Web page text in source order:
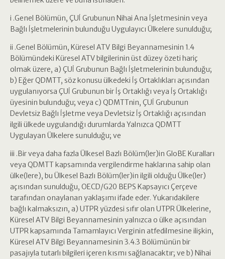
i .Genel Bölümün, ÇUİ Grubunun Nihai Ana İşletmesinin veya
Bağlı İşletmelerinin bulunduğu Uygulayıcı Ülkelere sunulduğu;
ii .Genel Bölümün, Küresel ATV Bilgi Beyannamesinin 1.4
Bölümündeki Küresel ATV bilgilerinin üst düzey özeti hariç
olmak üzere, a) ÇUİ Grubunun Bağlı İşletmelerinin bulunduğu;
b) Eğer QDMTT, söz konusu ülkedeki İş Ortaklıkları açısından
uygulanıyorsa ÇUİ Grubunun bir İş Ortaklığı veya İş Ortaklığı
üyesinin bulunduğu; veya c) QDMTTnin, ÇUİ Grubunun
Devletsiz Bağlı İşletme veya Devletsiz İş Ortaklığı açısından
ilgili ülkede uygulandığı durumlarda Yalnızca QDMTT
Uygulayan Ülkelere sunulduğu; ve
iii .Bir veya daha fazla Ülkesel Bazlı Bölüm(ler)in GloBE Kuralları
veya QDMTT kapsamında vergilendirme haklarına sahip olan
ülke(lere), bu Ülkesel Bazlı Bölüm(ler)in ilgili olduğu Ülke(ler)
açısından sunulduğu, OECD/G20 BEPS Kapsayıcı Çerçeve
tarafından onaylanan yaklaşımı ifade eder. Yukarıdakilere
bağlı kalmaksızın, a) UTPR yüzdesi sıfır olan UTPR Ülkelerine,
Küresel ATV Bilgi Beyannamesinin yalnızca o ülke açısından
UTPR kapsamında Tamamlayıcı Verginin atfedilmesine ilişkin,
Küresel ATV Bilgi Beyannamesinin 3.4.3 Bölümünün bir
pasajıyla tutarlı bilgileri içeren kısmı sağlanacaktır; ve b) Nihai